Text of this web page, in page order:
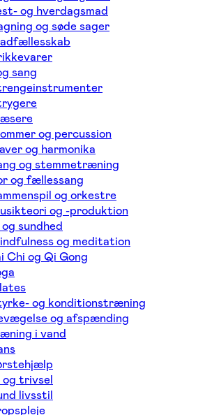
og hverdagsmad
og søde sager
sang
og percussion
og harmonika
og stemmetræning
og fællessang
og orkestre
og -produktion
sundhed
og meditation
Chi og Qi Gong
og konditionstræning
og afspænding
i vand
trivsel
livsstil